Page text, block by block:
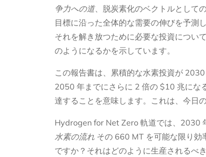
争力への道、脱炭素化のベクトルとして
目標に沿った全体的な需要の伸びを予測
それを解き放つために必要な投資につい
のようになるかを示しています。
この報告書は、累積的な水素投資が
2050 年までにさらに 2 倍の $10 兆にな
達することを意味します。これは、今日
Hydrogen for Net Zero 軌道では、2030
水素の流れその 660 MT を可能な限り効
ですか？それはどのように生産されるべ